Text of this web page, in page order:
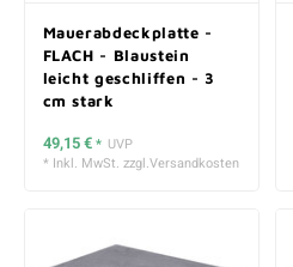
Mauerabdeckplatte -
FLACH - Blaustein
leicht geschliffen - 3
cm stark
49,15 €* UVP
* Inkl. MwSt. zzgl.Versandkosten